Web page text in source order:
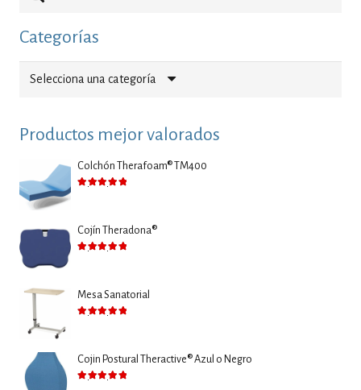
Categorías
Selecciona una categoría
Productos mejor valorados
Colchón Therafoam® TM400
Valorado con
Cojín Theradona®
Valorado con
Mesa Sanatorial
Valorado con
Cojin Postural Theractive® Azul o Negro
Valorado con